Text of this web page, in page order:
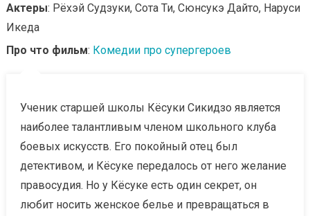
Актеры: Рёхэй Судзуки, Сота Ти, Сюнсукэ Дайто, Наруси
Икеда
Про что фильм: Комедии про супергероев
Ученик старшей школы Кёсуки Сикидзо является
наиболее талантливым членом школьного клуба
боевых искусств. Его покойный отец был
детективом, и Кёсуке передалось от него желание
правосудия. Но у Кёсуке есть один секрет, он
любит носить женское белье и превращаться в